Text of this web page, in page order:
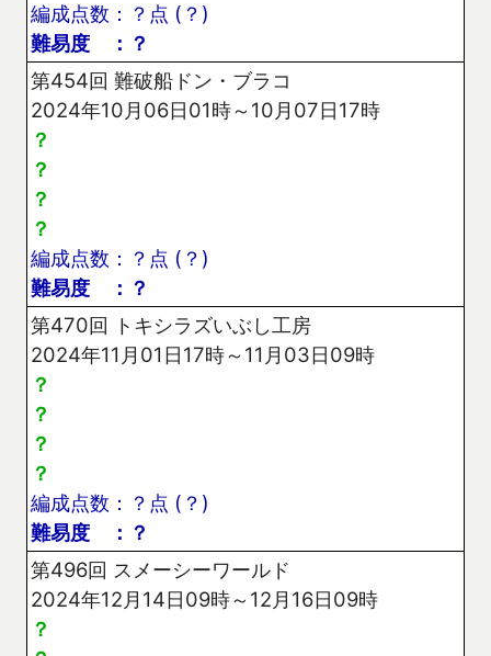
編成点数：？点 (？)
難易度 ：？
第454回 難破船ドン・ブラコ
2024年10月06日01時～10月07日17時
？
？
？
？
編成点数：？点 (？)
難易度 ：？
第470回 トキシラズいぶし工房
2024年11月01日17時～11月03日09時
？
？
？
？
編成点数：？点 (？)
難易度 ：？
第496回 スメーシーワールド
2024年12月14日09時～12月16日09時
？